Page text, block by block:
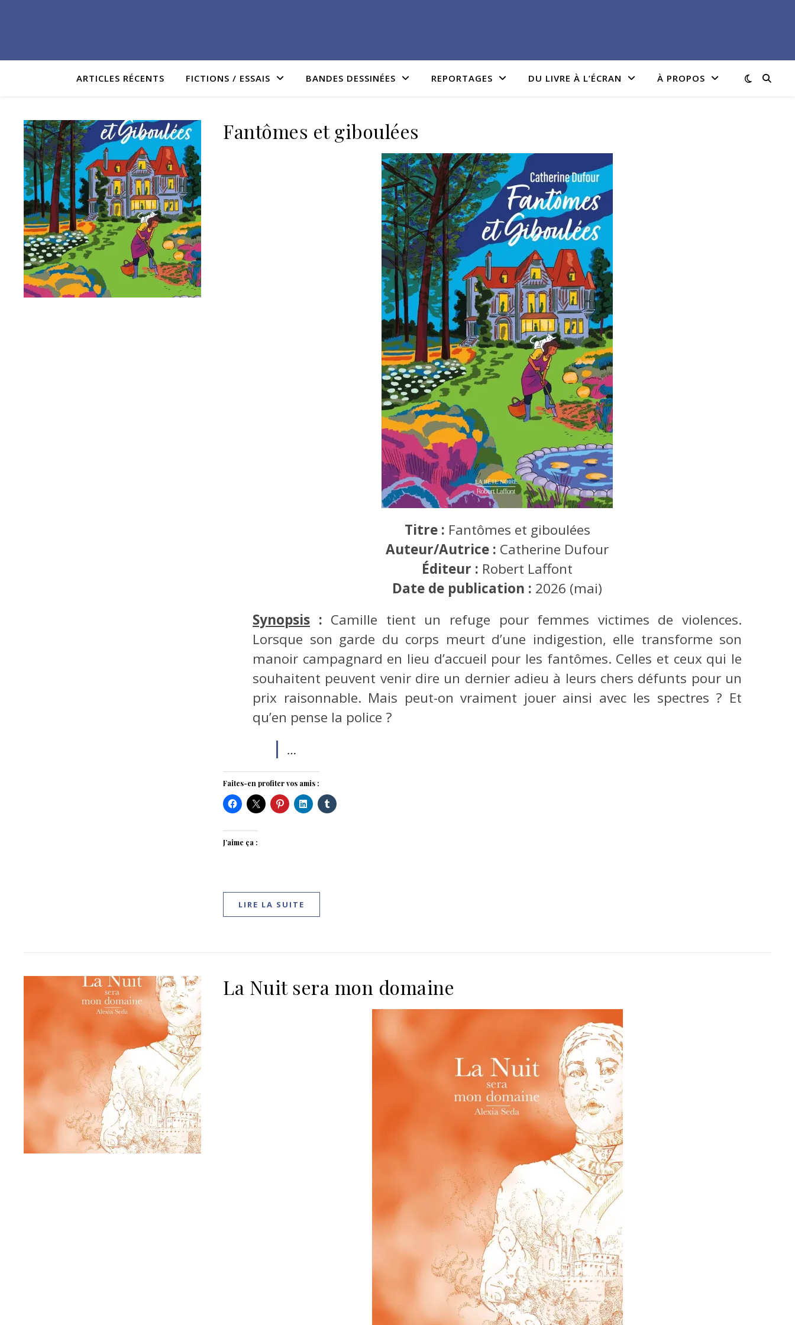
ARTICLES RÉCENTS FICTIONS / ESSAIS BANDES DESSINÉES REPORTAGES DU LIVRE À L’ÉCRAN À PROPOS
Fantômes et giboulées
Titre : Fantômes et giboulées
Auteur/Autrice : Catherine Dufour
Éditeur : Robert Laffont
Date de publication : 2026 (mai)
Synopsis : Camille tient un refuge pour femmes victimes de violences.
Lorsque son garde du corps meurt d’une indigestion, elle transforme son
manoir campagnard en lieu d’accueil pour les fantômes. Celles et ceux qui le
souhaitent peuvent venir dire un dernier adieu à leurs chers défunts pour un
prix raisonnable. Mais peut-on vraiment jouer ainsi avec les spectres ? Et
qu’en pense la police ?
…
Faites-en profiter vos amis :
J’aime ça :
LIRE LA SUITE
La Nuit sera mon domaine